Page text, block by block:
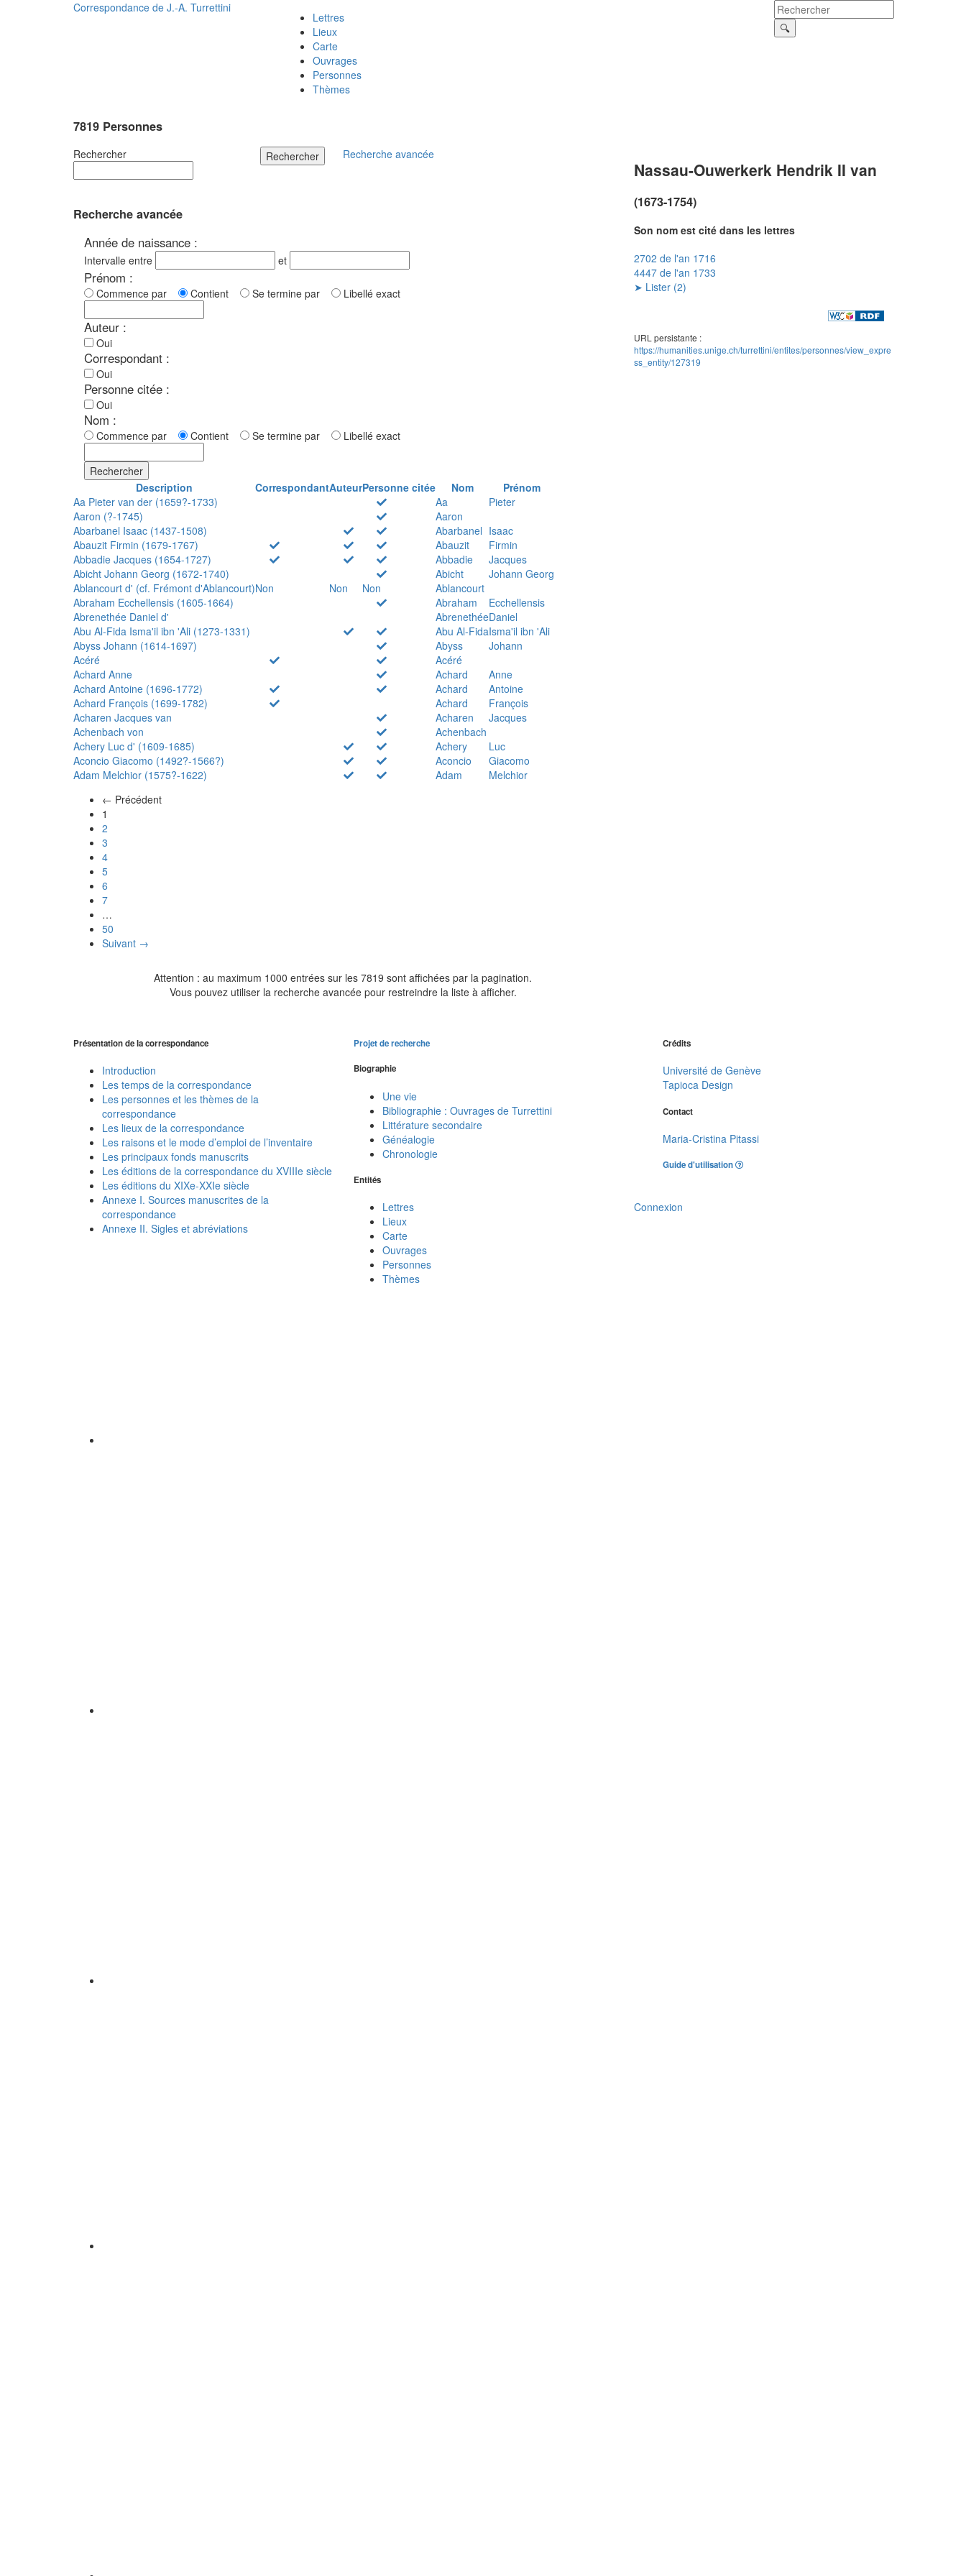
Correspondance de J.-A. Turrettini
Lettres
Lieux
Carte
Ouvrages
Personnes
Thèmes
7819 Personnes
Rechercher Rechercher Recherche avancée
Recherche avancée
Année de naissance :
Intervalle entre et
Prénom :
Commence par Contient Se termine par Libellé exact
Auteur :
Oui
Correspondant :
Oui
Personne citée :
Oui
Nom :
Commence par Contient Se termine par Libellé exact
Rechercher
Description
CorrespondantAuteurPersonne citée Nom
Prénom
Aa Pieter van der (1659?-1733)
Aa
Pieter
Aaron (?-1745)
Aaron
Abarbanel Isaac (1437-1508)
Abarbanel Isaac
Abauzit Firmin (1679-1767)
Abauzit
Firmin
Abbadie Jacques (1654-1727)
Abbadie
Jacques
Abicht Johann Georg (1672-1740)
Abicht
Johann Georg
Ablancourt d' (cf. Frémont d'Ablancourt)Non Non Non
Ablancourt
Abraham Ecchellensis (1605-1664)
Abraham
Ecchellensis
Abrenethée Daniel d'
AbrenethéeDaniel
Abu Al-Fida Isma'il ibn 'Ali (1273-1331)
Abu Al-FidaIsma'il ibn 'Ali
Abyss Johann (1614-1697)
Abyss
Johann
Acéré
Acéré
Achard Anne
Achard
Anne
Achard Antoine (1696-1772)
Achard
Antoine
Achard François (1699-1782)
Achard
François
Acharen Jacques van
Acharen
Jacques
Achenbach von
Achenbach
Achery Luc d' (1609-1685)
Achery
Luc
Aconcio Giacomo (1492?-1566?)
Aconcio
Giacomo
Adam Melchior (1575?-1622)
Adam
Melchior
← Précédent
1
2
3
4
5
6
7
…
50
Suivant →
Attention : au maximum 1000 entrées sur les 7819 sont affichées par la pagination.
Vous pouvez utiliser la recherche avancée pour restreindre la liste à afficher.
Nassau-Ouwerkerk Hendrik II van
(1673-1754)
Son nom est cité dans les lettres
2702 de l'an 1716
4447 de l'an 1733
➤ Lister (2)
URL persistante :
https://humanities.unige.ch/turrettini/entites/personnes/view_expre
ss_entity/127319
Présentation de la correspondance
Introduction
Les temps de la correspondance
Les personnes et les thèmes de la
correspondance
Les lieux de la correspondance
Les raisons et le mode d’emploi de l’inventaire
Les principaux fonds manuscrits
Les éditions de la correspondance du XVIIIe siècle
Les éditions du XIXe-XXIe siècle
Annexe I. Sources manuscrites de la
correspondance
Annexe II. Sigles et abréviations
Projet de recherche
Biographie
Une vie
Bibliographie : Ouvrages de Turrettini
Littérature secondaire
Généalogie
Chronologie
Entités
Lettres
Lieux
Carte
Ouvrages
Personnes
Thèmes
Crédits
Université de Genève
Tapioca Design
Contact
Maria-Cristina Pitassi
Guide d'utilisation
Connexion